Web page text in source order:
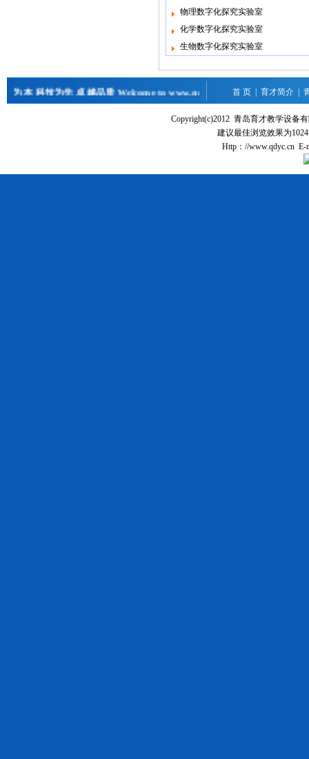
物理数字化探究实验室
化学数字化探究实验室
生物数字化探究实验室
为本 科技为先 卓越品质 Welcome to www.qdyc.cn 首 页 | 育才简介 |
Copyright(c)2012 青岛育才教学设备
建议最佳浏览效果为
Http：//www.qdyc.cn E-